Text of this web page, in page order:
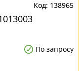
138965
По запросу